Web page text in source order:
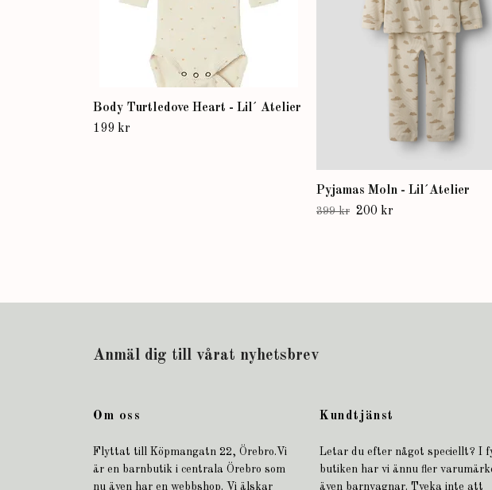
Body Turtledove Heart - Lil´ Atelier
199 kr
Pyjamas Moln - Lil´Atelier
399 kr 200 kr
Anmäl dig till vårat nyhetsbrev
Om oss
Flyttat till Köpmangatn 22, Örebro.Vi
är en barnbutik i centrala Örebro som
nu även har en webbshop. Vi älskar
Kundtjänst
Letar du efter något speciellt? I
butiken har vi ännu fler
även barnvagnar. Tveka inte att